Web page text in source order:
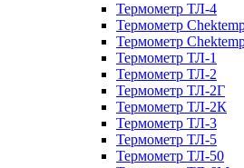
Термометр ТЛ-4
Термометр
Термометр
Термометр ТЛ-1
Термометр ТЛ-2
Термометр ТЛ-2Г
Термометр ТЛ-2К
Термометр ТЛ-3
Термометр ТЛ-5
Термометр ТЛ-50